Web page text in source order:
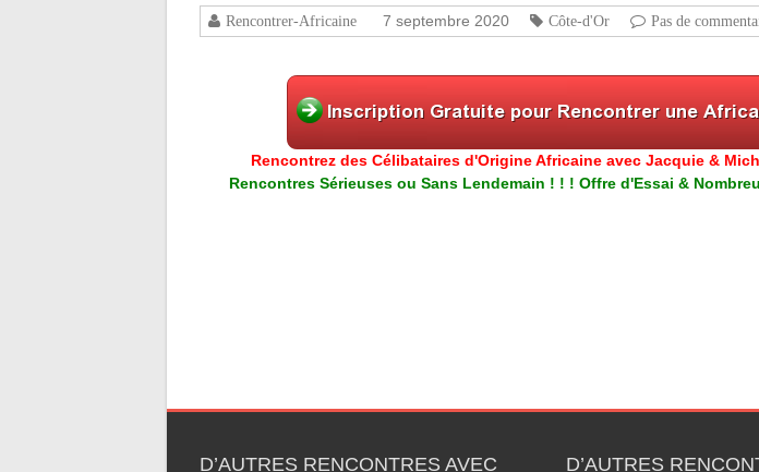
Rencontrer-Africaine 7 septembre 2020 Côte-d'Or Pas de
Rencontrez des Célibataires d'Origine Africaine avec Jacquie &
Rencontres Sérieuses ou Sans Lendemain ! ! ! Offre d'Essai &
D’AUTRES RENCONTRES AVEC
D’AUTRES